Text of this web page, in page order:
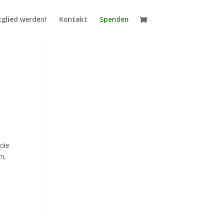
werden! Kontakt Spenden